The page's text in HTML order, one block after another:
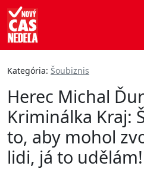
Kategória: Šoubiznis
Herec Michal
Kriminálka Kraj:
to, aby mohol
lidi, já to udělám!